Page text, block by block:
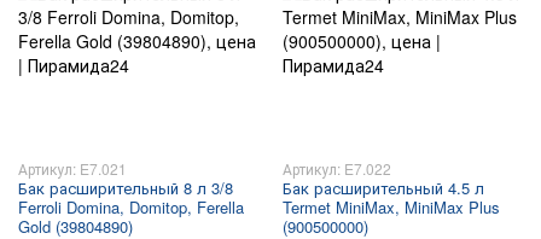
Артикул: E7.021
Бак расширительный 8 л 3/8
Ferroli Domina, Domitop, Ferella
Gold (39804890)
Артикул: E7.022
Бак расширительный 4.5 л
Termet MiniMax, MiniMax Plus
(900500000)